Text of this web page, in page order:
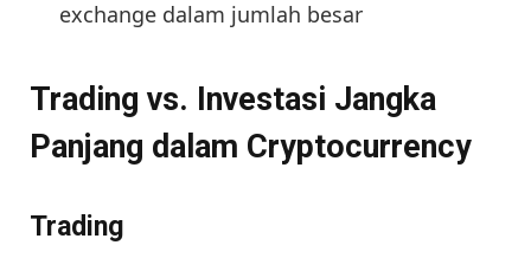
exchange dalam jumlah besar
Trading vs. Investasi Jangka
Panjang dalam Cryptocurrency
Trading